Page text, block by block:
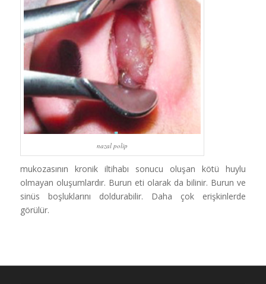
nazal polip
mukozasının kronik iltihabı sonucu oluşan kötü huylu
olmayan oluşumlardır. Burun eti olarak da bilinir. Burun ve
sinüs boşluklarını doldurabilir. Daha çok erişkinlerde
görülür.